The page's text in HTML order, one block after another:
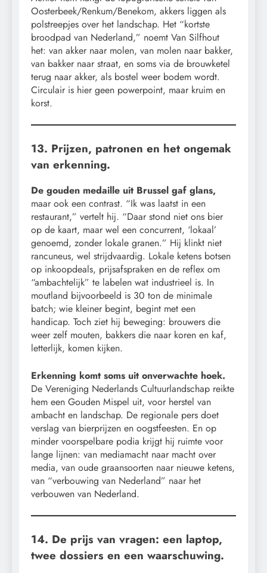
Oosterbeek/Renkum/Benekom, akkers liggen als
polstreepjes over het landschap. Het “kortste
broodpad van Nederland,” noemt Van Silfhout
het: van akker naar molen, van molen naar bakker,
van bakker naar straat, en soms via de brouwketel
terug naar akker, als bostel weer bodem wordt.
Circulair is hier geen powerpoint, maar kruim en
korst.
13. Prijzen, patronen en het ongemak
van erkenning.
De gouden medaille uit Brussel gaf glans,
maar ook een contrast. “Ik was laatst in een
restaurant,” vertelt hij. “Daar stond niet ons bier
op de kaart, maar wel een concurrent, ‘lokaal’
genoemd, zonder lokale granen.” Hij klinkt niet
rancuneus, wel strijdvaardig. Lokale ketens botsen
op inkoopdeals, prijsafspraken en de reflex om
“ambachtelijk” te labelen wat industrieel is. In
moutland bijvoorbeeld is 30 ton de minimale
batch; wie kleiner begint, begint met een
handicap. Toch ziet hij beweging: brouwers die
weer zelf mouten, bakkers die naar koren en kaf,
letterlijk, komen kijken.
Erkenning komt soms uit onverwachte hoek.
De Vereniging Nederlands Cultuurlandschap reikte
hem een Gouden Mispel uit, voor herstel van
ambacht en landschap. De regionale pers doet
verslag van bierprijzen en oogstfeesten. En op
minder voorspelbare podia krijgt hij ruimte voor
lange lijnen: van mediamacht naar macht over
media, van oude graansoorten naar nieuwe ketens,
van “verbouwing van Nederland” naar het
verbouwen van Nederland.
14. De prijs van vragen: een laptop,
twee dossiers en een waarschuwing.